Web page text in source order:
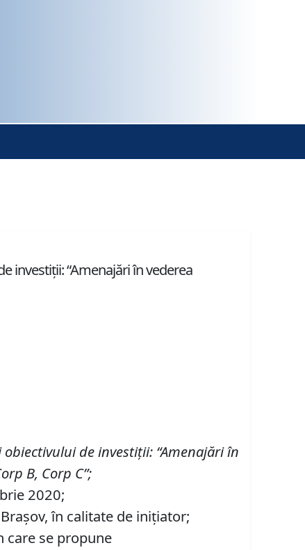
investiții: “Amenajări în vederea
obiectivuluide investiții: “Amenajări în
B, Corp C”;
2020;
în calitate de inițiator;
care se propune